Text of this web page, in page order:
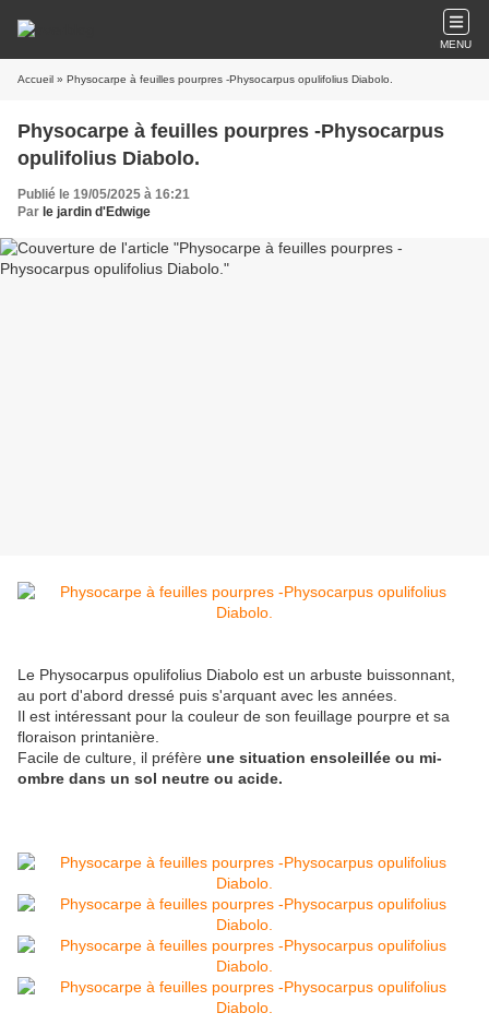
MENU
Accueil » Physocarpe à feuilles pourpres -Physocarpus opulifolius Diabolo.
Physocarpe à feuilles pourpres -Physocarpus
opulifolius Diabolo.
Publié le 19/05/2025 à 16:21
Par le jardin d'Edwige
Le Physocarpus opulifolius Diabolo est un arbuste buissonnant,
au port d'abord dressé puis s'arquant avec les années.
Il est intéressant pour la couleur de son feuillage pourpre et sa
floraison printanière.
Facile de culture, il préfère une situation ensoleillée ou mi-
ombre dans un sol neutre ou acide.